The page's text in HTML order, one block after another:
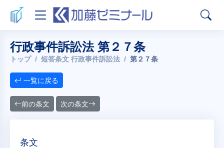
行政事件訴訟法 第２７条
トップ 短答条文 行政事件訴訟法 第２７条
一覧に戻る
前の条文 次の条文
条文